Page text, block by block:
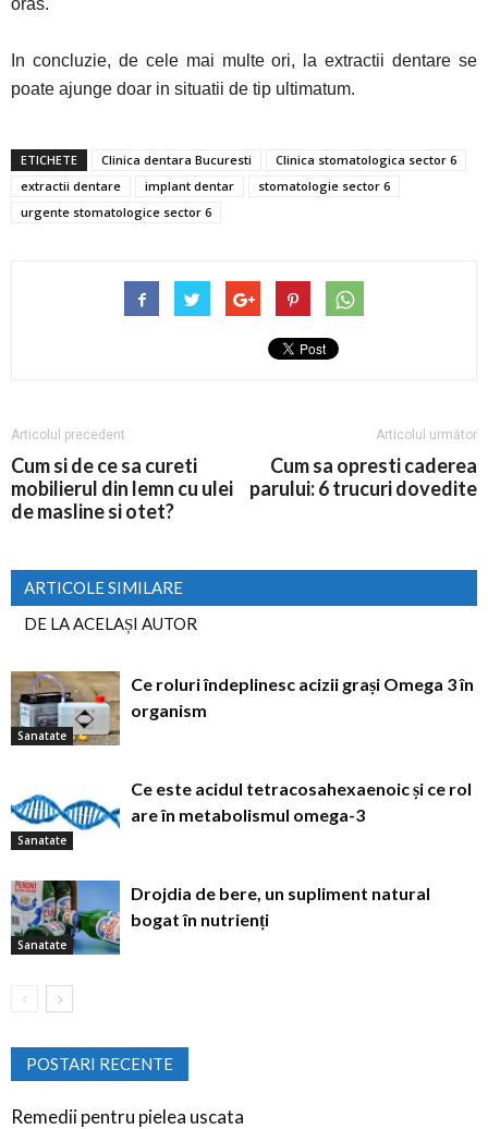
In concluzie, de cele mai multe ori, la extractii dentare se
poate ajunge doar in situatii de tip ultimatum.
ETICHETE Clinica dentara Bucuresti
Clinica stomatologica sector 6
extractii dentare
implant dentar
stomatologie sector 6
urgente stomatologice sector 6
Articolul precedent
Cum si de ce sa cureti
mobilierul din lemn cu ulei
de masline si otet?
Articolul următor
Cum sa opresti caderea
parului: 6 trucuri dovedite
ARTICOLE SIMILARE
DE LA ACELAȘI AUTOR
Sanatate
Ce roluri îndeplinesc acizii grași Omega 3 în
organism
Sanatate
Ce este acidul tetracosahexaenoic și ce rol
are în metabolismul omega-3
Sanatate
Drojdia de bere, un supliment natural
bogat în nutrienți
POSTARI RECENTE
Remedii pentru pielea uscata